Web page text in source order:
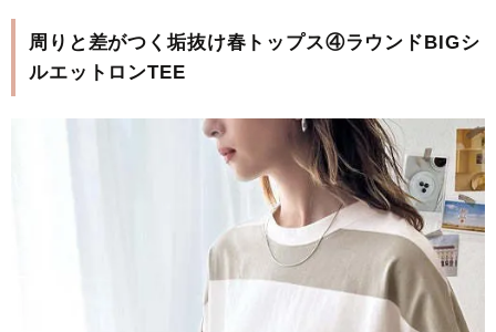
周りと差がつく垢抜け春トップス④ラウンドBIGシ
ルエットロンTEE